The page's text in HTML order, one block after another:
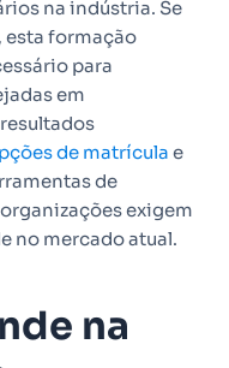
na indústria. Se
esta formação
para
em
de matrícula e
de
exigem
no mercado atual.
na